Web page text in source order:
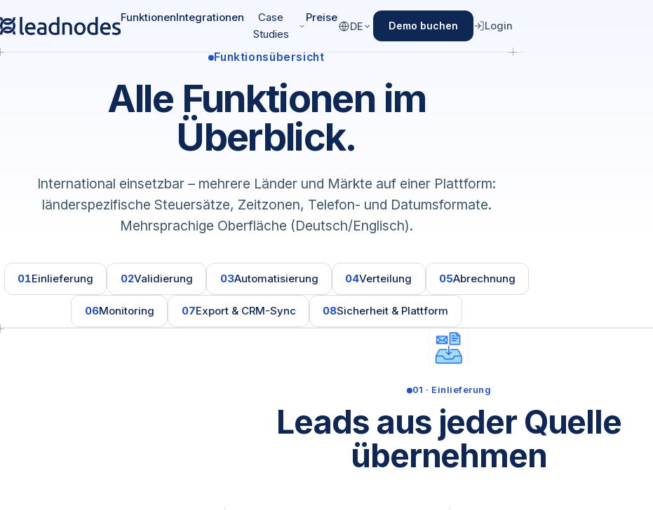
FunktionenIntegrationen
Case
Studies
Preise
DE Demo buchen Login
Funktionsübersicht
Alle Funktionen im
Überblick.
International einsetzbar – mehrere Länder und Märkte auf einer Plattform:
länderspezifische Steuersätze, Zeitzonen, Telefon- und Datumsformate.
Mehrsprachige Oberfläche (Deutsch/Englisch).
01Einlieferung 02Validierung 03Automatisierung 04Verteilung 05Abrechnung
06Monitoring 07Export & CRM-Sync 08Sicherheit & Plattform
01 · Einlieferung
Leads aus jeder Quelle
übernehmen